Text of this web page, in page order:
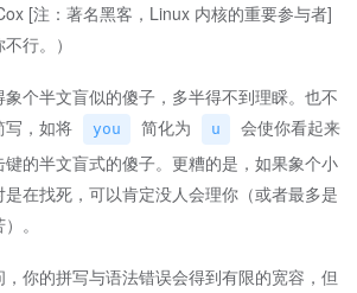
[注：著名黑客，Linux 内核的重要参与者]
行。）
个半文盲似的傻子，多半得不到理睬。也不
写，如将
you 简化为 u
会使你看起来
的半文盲式的傻子。更糟的是，如果象个小
在找死，可以肯定没人会理你（或者最多是
。
你的拼写与语法错误会得到有限的宽容，但